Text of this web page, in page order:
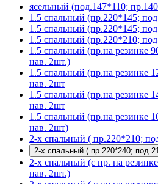
ясельный (под.147*110;
1.5 спальный (пр.220*145;
1.5 спальный (пр.220*145;
1.5 спальный (пр.220*210;
1.5 спальный (пр.на резинке
нав. 2шт.)
1.5 спальный (пр.на резинке
нав. 2шт
1.5 спальный (пр.на резинке
нав. 2шт
1.5 спальный (пр.на резинке
нав. 2шт)
2-х спальный ( пр.220*210;
2-х спальный ( пр.220*240;
2-х спальный (с пр. на
нав. 2шт.)